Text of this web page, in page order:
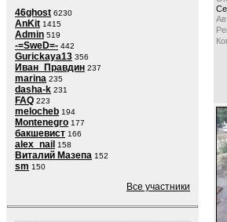
46ghost 6230
AnKit 1415
Admin 519
-=SweD=- 442
Gurickaya13 356
Иван_Правдин 237
marina 235
dasha-k 231
FAQ 223
melocheb 194
Montenegro 177
бакшевист 166
alex_nail 158
Виталий Мазепа 152
sm 150
Все участники